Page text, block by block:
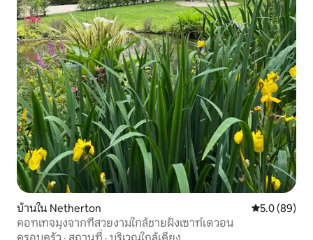
บ้านใน Netherton คะแนนเฉลี่ย
5.0 (89)
คอทเทจมุงจากที่สวยงามใกล้ชายฝั่งเซาท์เดวอน